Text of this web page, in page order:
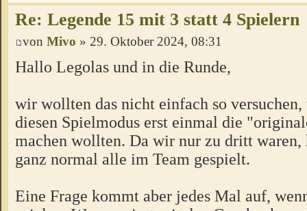
Re: Legende 15 mit 3 statt 4 Spielern
von Mivo » 29. Oktober 2024, 08:31
Hallo Legolas und in die Runde,
wir wollten das nicht einfach so
diesen Spielmodus erst einmal die
machen wollten. Da wir nur zu dritt waren,
ganz normal alle im Team gespielt.
Eine Frage kommt aber jedes Mal auf,